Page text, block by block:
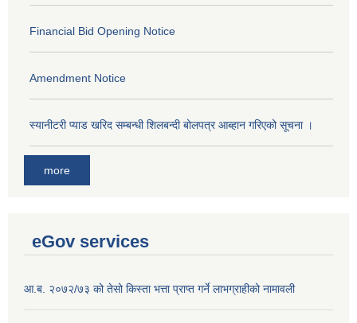
Financial Bid Opening Notice
Amendment Notice
स्यानीटरी प्याड खरिद सम्बन्धी शिलबन्दी बोलपत्र आब्हान गरिएको सूचना ।
more
eGov services
आ.ब. २०७२/७३ को तेसो किस्ता भत्ता प्राप्त गर्ने लाभग्राहीको नामावली